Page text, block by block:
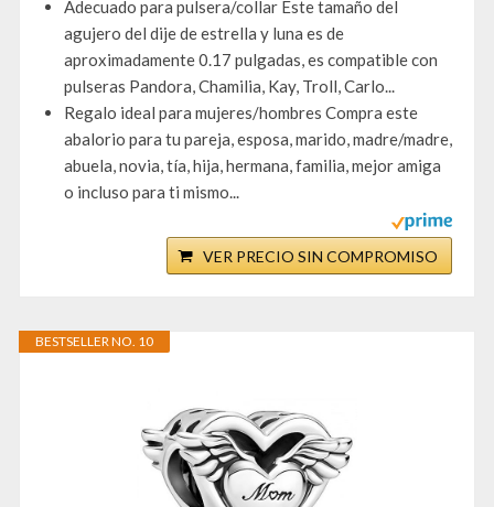
Adecuado para pulsera/collar Este tamaño del
agujero del dije de estrella y luna es de
aproximadamente 0.17 pulgadas, es compatible con
pulseras Pandora, Chamilia, Kay, Troll, Carlo...
Regalo ideal para mujeres/hombres Compra este
abalorio para tu pareja, esposa, marido, madre/madre,
abuela, novia, tía, hija, hermana, familia, mejor amiga
o incluso para ti mismo...
VER PRECIO SIN COMPROMISO
BESTSELLER NO. 10